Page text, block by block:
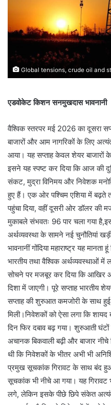
Global tensions, crude oil and
एडवोकेट किशन सनमुखदास भावनानी
वैश्विक स्तरपर मई 2026 का दूसरा
बाजारों और आम नागरिकों के लिए
आया। यह सप्ताह केवल शेयर बाजारों
इसने यह स्पष्ट कर दिया कि आज की
संकट, मुद्रा विनिमय और निवेशक
हुए हैं। एक ओर पश्चिम एशिया में बढ़ते
पहुंचा दिया, वहीं दूसरी ओर डॉलर
मुकाबले संभवतः 96 पार चला गया
अर्थव्यवस्था के सामने नई चुनौतियां
भावनानीं गोंदिया महाराष्ट्र यह
भारतीय तथा वैश्विक अर्थव्यवस्थाओं में
सोचने पर मजबूर कर दिया कि आखिर
दिशा में जाएगी। पूरे सप्ताह भारतीय
सप्ताह की शुरुआत कमजोरी के साथ
मिली।निवेशकों को ऐसा लगा कि शायद
दिन फिर दबाव बढ़ गया। शुरुआती
अचानक बिकवाली बढ़ी और बाजार
थी कि निवेशकों के भीतर अभी भी
प्रमुख सूचकांक गिरावट के साथ बंद
सूचकांक भी नीचे आ गया। यह गिरावट
लगे, लेकिन इसके पीछे छिपे संकेत